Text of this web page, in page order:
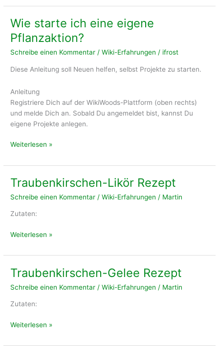
Wie starte ich eine eigene
Pflanzaktion?
Schreibe einen Kommentar /Wiki-Erfahrungen / ifrost
Diese Anleitung soll Neuen helfen, selbst Projekte zu starten.
Anleitung
Registriere Dich auf der WikiWoods-Plattform (oben rechts)
und melde Dich an. Sobald Du angemeldet bist, kannst Du
eigene Projekte anlegen.
Wie
ich
eigene
Pflanzaktion?
Weiterlesen »
Traubenkirschen-Likör Rezept
Schreibe einen Kommentar /Wiki-Erfahrungen / Martin
Zutaten:
Traubenkirschen-
Rezept
Weiterlesen »
Traubenkirschen-Gelee Rezept
Schreibe einen Kommentar /Wiki-Erfahrungen / Martin
Zutaten:
Traubenkirschen-
Rezept
Weiterlesen »